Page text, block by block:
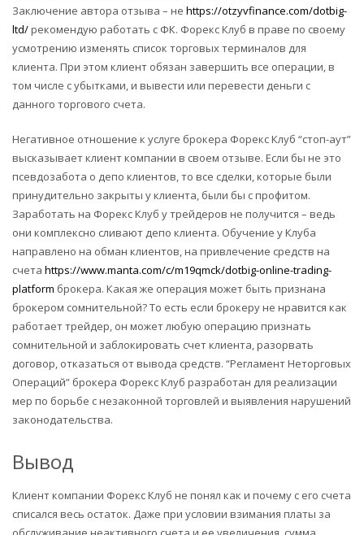
Заключение автора отзыва – не https://otzyvfinance.com/dotbig-
ltd/рекомендую работать с ФК. Форекс Клуб в праве по своему
усмотрению изменять список торговых терминалов для
клиента. При этом клиент обязан завершить все операции, в
том числе с убытками, и вывести или перевести деньги с
данного торгового счета.
Негативное отношение к услуге брокера Форекс Клуб “стоп-аут”
высказывает клиент компании в своем отзыве. Если бы не это
псевдозабота о депо клиентов, то все сделки, которые были
принудительно закрыты у клиента, были бы с профитом.
Заработать на Форекс Клуб у трейдеров не получится – ведь
они комплексно сливают депо клиента. Обучение у Клуба
направлено на обман клиентов, на привлечение средств на
счета https://www.manta.com/c/m19qmck/dotbig-online-trading-
platform брокера. Какая же операция может быть признана
брокером сомнительной? То есть если брокеру не нравится как
работает трейдер, он может любую операцию признать
сомнительной и заблокировать счет клиента, разорвать
договор, отказаться от вывода средств. “Регламент Неторговых
Операций” брокера Форекс Клуб разработан для реализации
мер по борьбе с незаконной торговлей и выявления нарушений
законодательства.
Вывод
Клиент компании Форекс Клуб не понял как и почему с его счета
списался весь остаток. Даже при условии взимания платы за